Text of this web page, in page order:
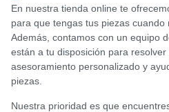
En nuestra tienda online te
para que tengas tus piezas cuando
Además, contamos con un equipo
están a tu disposición para
asesoramiento personalizado y
piezas.
Nuestra prioridad es que